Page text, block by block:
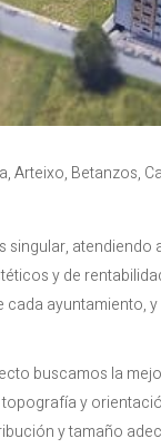
Arteixo, Betanzos,
singular, atendiendo
y de
cada ayuntamiento,
buscamos la
y
y tamaño